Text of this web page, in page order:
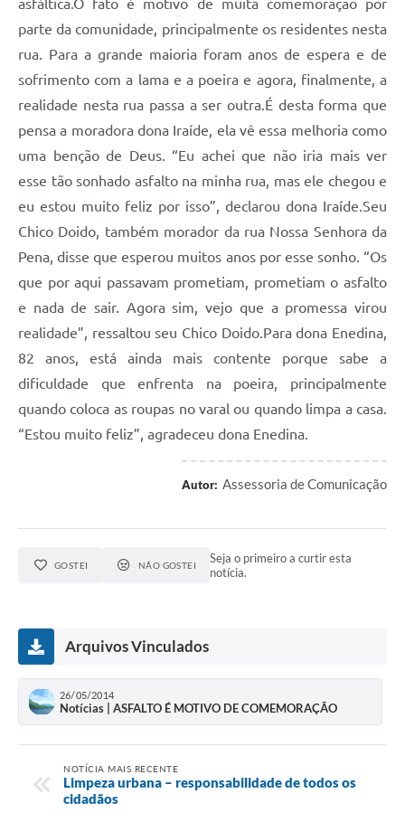
asfáltica.O fato é motivo de muita comemoração por
parte da comunidade, principalmente os residentes nesta
rua. Para a grande maioria foram anos de espera e de
sofrimento com a lama e a poeira e agora, finalmente, a
realidade nesta rua passa a ser outra.É desta forma que
pensa a moradora dona Iraíde, ela vê essa melhoria como
uma benção de Deus. “Eu achei que não iria mais ver
esse tão sonhado asfalto na minha rua, mas ele chegou e
eu estou muito feliz por isso”, declarou dona Iraíde.Seu
Chico Doido, também morador da rua Nossa Senhora da
Pena, disse que esperou muitos anos por esse sonho. “Os
que por aqui passavam prometiam, prometiam o asfalto
e nada de sair. Agora sim, vejo que a promessa virou
realidade”, ressaltou seu Chico Doido.Para dona Enedina,
82 anos, está ainda mais contente porque sabe a
dificuldade que enfrenta na poeira, principalmente
quando coloca as roupas no varal ou quando limpa a casa.
“Estou muito feliz”, agradeceu dona Enedina.
Autor: Assessoria de Comunicação
GOSTEI NÃO GOSTEI
Seja o primeiro a curtir esta
notícia.
Arquivos Vinculados
26/05/2014
Notícias | ASFALTO É MOTIVO DE COMEMORAÇÃO
NOTÍCIA MAIS RECENTE
Limpeza urbana – responsabilidade de todos os
cidadãos